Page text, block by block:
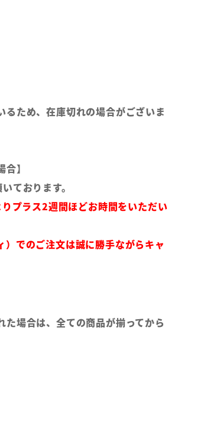
ため、在庫切れの場合がございま
】
ております。
プラス2週間ほどお時間をいただい
）でのご注文は誠に勝手ながらキャ
場合は、全ての商品が揃ってから